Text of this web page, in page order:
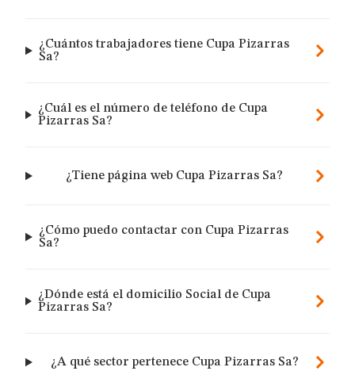
¿Cuántos trabajadores tiene Cupa Pizarras
Sa?
¿Cuál es el número de teléfono de Cupa
Pizarras Sa?
¿Tiene página web Cupa Pizarras Sa?
¿Cómo puedo contactar con Cupa Pizarras
Sa?
¿Dónde está el domicilio Social de Cupa
Pizarras Sa?
¿A qué sector pertenece Cupa Pizarras Sa?